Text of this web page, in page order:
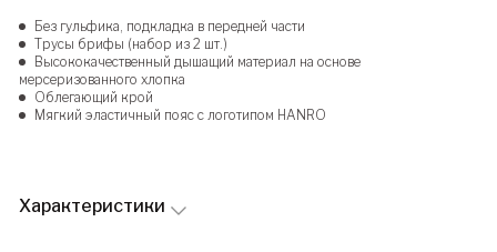
Без гульфика, подкладка в передней части
Трусы брифы (набор из 2 шт.)
Высококачественный дышащий материал на основе
мерсеризованного хлопка
Облегающий крой
Мягкий эластичный пояс с логотипом HANRO
Характеристики